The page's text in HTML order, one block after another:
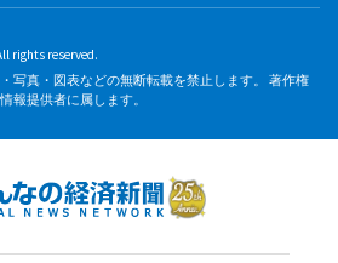
rights reserved.
写真・図表などの無断転載を禁止します。 著作権
報提供者に属します。